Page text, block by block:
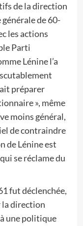
de la direction
de 60-
les actions
Parti
Lénine l’a
préparer
», même
moins général,
de contraindre
de Lénine est
se réclame du
fut déclenchée,
direction
une politique